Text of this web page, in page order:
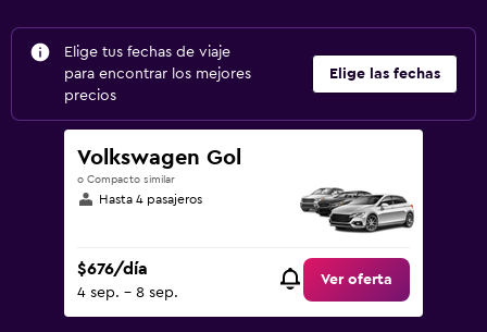
Elige tus fechas de viaje
para encontrar los mejores
precios
Elige las fechas
Volkswagen Gol
o Compacto similar
Hasta 4 pasajeros
$676/día
4 sep. - 8 sep.
Ver oferta